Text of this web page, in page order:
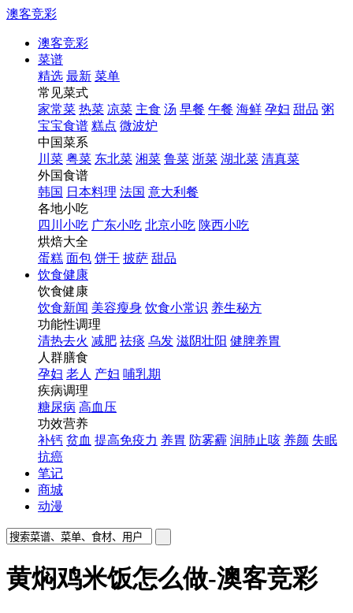
澳客竞彩
澳客竞彩
菜谱
精选 最新 菜单
常见菜式
家常菜 热菜 凉菜 主食 汤 早餐 午餐 海鲜 孕妇 甜品 粥
宝宝食谱 糕点 微波炉
中国菜系
川菜 粤菜 东北菜 湘菜 鲁菜 浙菜 湖北菜 清真菜
外国食谱
韩国 日本料理 法国 意大利餐
各地小吃
四川小吃 广东小吃 北京小吃 陕西小吃
烘焙大全
蛋糕 面包 饼干 披萨 甜品
饮食健康
饮食健康
饮食新闻 美容瘦身 饮食小常识 养生秘方
功能性调理
清热去火 减肥 祛痰 乌发 滋阴壮阳 健脾养胃
人群膳食
孕妇 老人 产妇 哺乳期
疾病调理
糖尿病 高血压
功效营养
补钙 贫血 提高免疫力 养胃 防雾霾 润肺止咳 养颜 失眠
抗癌
笔记
商城
动漫
黄焖鸡米饭怎么做-澳客竞彩